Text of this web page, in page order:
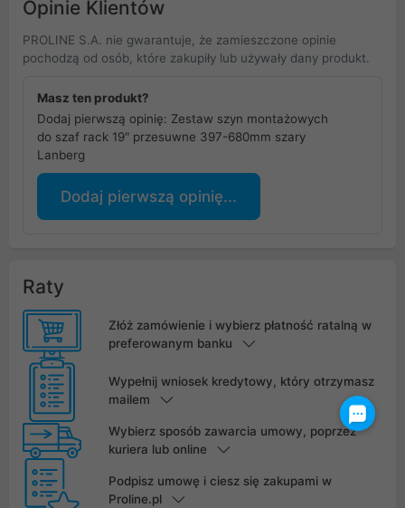
Opinie Klientów
PROLINE S.A. nie gwarantuje, że zamieszczone opinie
pochodzą od osób, które zakupiły lub używały dany produkt.
Masz ten produkt?
Dodaj pierwszą opinię: Zestaw szyn montażowych
do szaf rack 19" przesuwne 397-680mm szary
Lanberg
Dodaj pierwszą opinię...
Raty
Złóż zamówienie i wybierz płatność ratalną w
preferowanym banku
Wypełnij wniosek kredytowy, który otrzymasz
mailem
Wybierz sposób zawarcia umowy, poprzez
kuriera lub online
Podpisz umowę i ciesz się zakupami w
Proline.pl